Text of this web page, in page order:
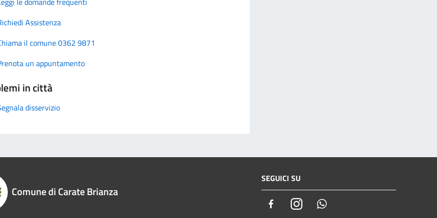
Assistenza
il comune 0362 9871
un appuntamento
in città
disservizio
Comune di Carate Brianza
SEGUICI SU
FacebookInstagram